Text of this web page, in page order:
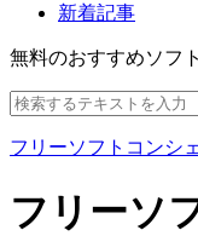
新着記事
無料のおすすめソフ
フリーソフトコンシ
フリーソ